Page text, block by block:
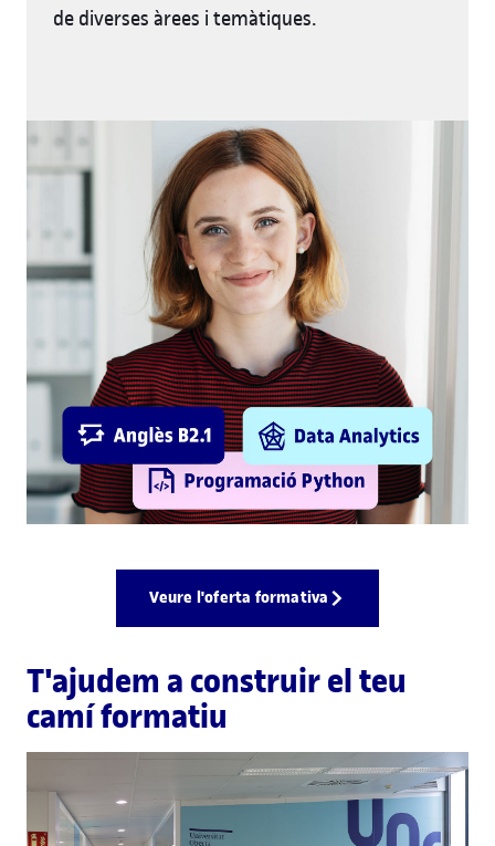
de diverses àrees i temàtiques.
Veure l'oferta formativa
T'ajudem a construir el teu
camí formatiu